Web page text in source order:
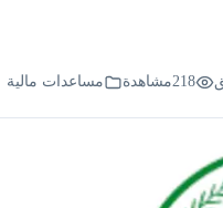
218مشاهدة مساعدات مالية